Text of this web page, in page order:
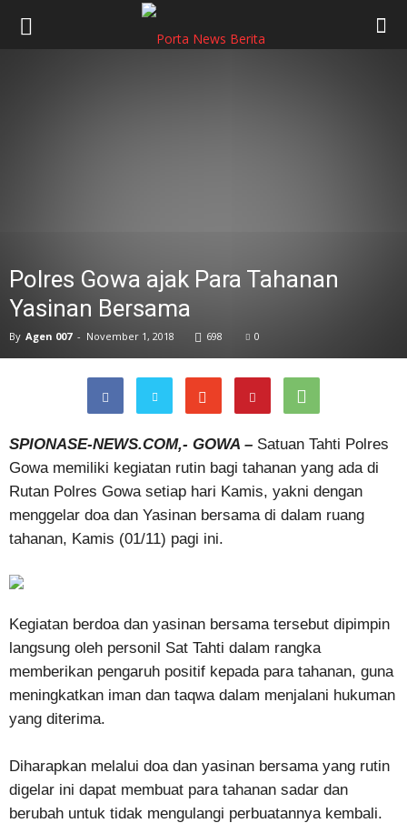
Polres Gowa ajak Para Tahanan
Yasinan Bersama
By Agen 007 - November 1, 2018 698 0
SPIONASE-NEWS.COM,- GOWA – Satuan Tahti Polres
Gowa memiliki kegiatan rutin bagi tahanan yang ada di
Rutan Polres Gowa setiap hari Kamis, yakni dengan
menggelar doa dan Yasinan bersama di dalam ruang
tahanan, Kamis (01/11) pagi ini.
Kegiatan berdoa dan yasinan bersama tersebut dipimpin
langsung oleh personil Sat Tahti dalam rangka
memberikan pengaruh positif kepada para tahanan, guna
meningkatkan iman dan taqwa dalam menjalani hukuman
yang diterima.
Diharapkan melalui doa dan yasinan bersama yang rutin
digelar ini dapat membuat para tahanan sadar dan
berubah untuk tidak mengulangi perbuatannya kembali.